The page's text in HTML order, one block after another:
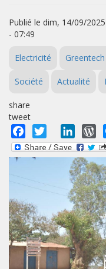
Publié le dim, 14/09/
- 07:49
Electricité
Société Actualité
share
tweet
Facebook
Twitter